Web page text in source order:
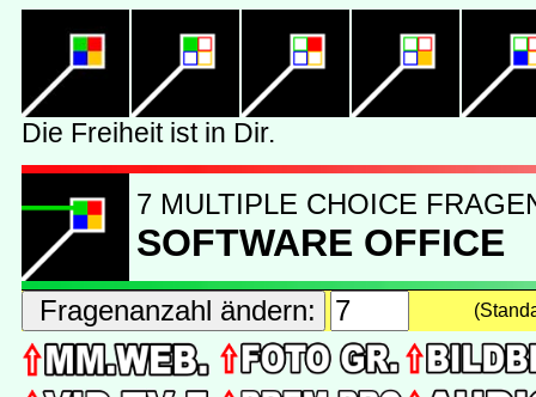
7 MULTIPLE CHOICE
SOFTWARE OFFICE